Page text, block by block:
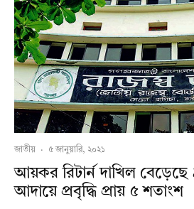
জাতীয় · ৫ জানুয়ারি, ২০২১
আয়কর রিটার্ন দাখিল
আদায়ে প্রবৃদ্ধি প্রায় ৫ শতাংশ